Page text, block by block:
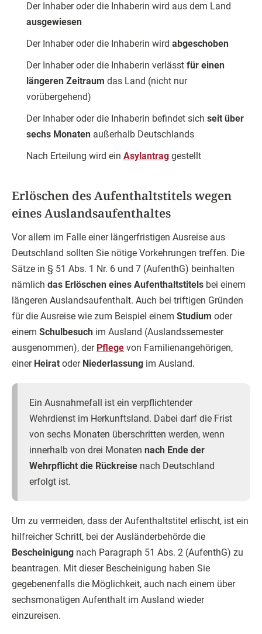
Der Inhaber oder die Inhaberin wird aus dem Land
ausgewiesen
Der Inhaber oder die Inhaberin wird abgeschoben
Der Inhaber oder die Inhaberin verlässt für einen
längeren Zeitraum das Land (nicht nur
vorübergehend)
Der Inhaber oder die Inhaberin befindet sich seit über
sechs Monaten außerhalb Deutschlands
Nach Erteilung wird ein Asylantrag gestellt
Erlöschen des Aufenthaltstitels wegen
eines Auslandsaufenthaltes
Vor allem im Falle einer längerfristigen Ausreise aus
Deutschland sollten Sie nötige Vorkehrungen treffen. Die
Sätze in § 51 Abs. 1 Nr. 6 und 7 (AufenthG) beinhalten
nämlich das Erlöschen eines Aufenthaltstitels bei einem
längeren Auslandsaufenthalt. Auch bei triftigen Gründen
für die Ausreise wie zum Beispiel einem Studium oder
einem Schulbesuch im Ausland (Auslandssemester
ausgenommen), der Pflege von Familienangehörigen,
einer Heirat oder Niederlassung im Ausland.
Ein Ausnahmefall ist ein verpflichtender
Wehrdienst im Herkunftsland. Dabei darf die Frist
von sechs Monaten überschritten werden, wenn
innerhalb von drei Monaten nach Ende der
Wehrpflicht die Rückreise nach Deutschland
erfolgt ist.
Um zu vermeiden, dass der Aufenthaltstitel erlischt, ist ein
hilfreicher Schritt, bei der Ausländerbehörde die
Bescheinigung nach Paragraph 51 Abs. 2 (AufenthG) zu
beantragen. Mit dieser Bescheinigung haben Sie
gegebenenfalls die Möglichkeit, auch nach einem über
sechsmonatigen Aufenthalt im Ausland wieder
einzureisen.